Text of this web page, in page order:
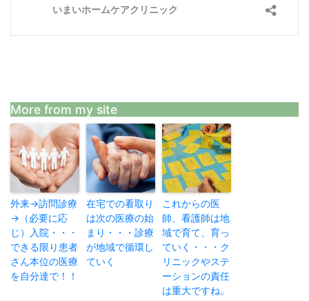
More from my site
外来→訪問診療
→（必要に応
じ）入院・・・
できる限り患者
さん本位の医療
を自分達で！！
在宅での看取り
は次の医療の始
まり・・・診療
が地域で循環し
ていく
これからの医
師、看護師は地
域で育て、育っ
ていく・・・ク
リニックやステ
ーションの責任
は重大ですね。